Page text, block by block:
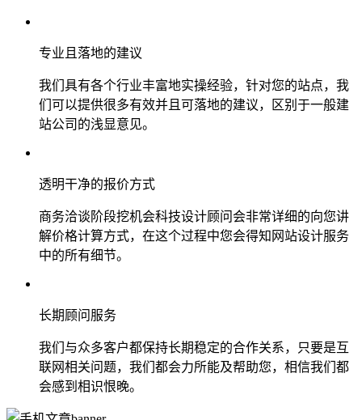
专业且落地的建议
我们具有各个行业丰富地实操经验，针对您的站点，我
们可以提供很多有效并且可落地的建议，区别于一般建
站公司的浅显意见。
透明干净的报价方式
商务洽谈阶段挖机会科技设计顾问会非常详细的向您讲
解价格计算方式，在这个过程中您会得知网站设计服务
中的所有细节。
长期顾问服务
我们与众多客户都保持长期稳定的合作关系，只要是互
联网相关问题，我们都会力所能及帮助您，相信我们都
会感到相识恨晚。